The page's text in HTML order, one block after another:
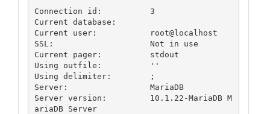
Connection id:		3
Current database:
Current user:		root@localhost
SSL:			Not in use
Current pager:		stdout
Using outfile:		''
Using delimiter:	;
Server:			MariaDB
Server version:		10.1.22-MariaDB M
ariaDB Server